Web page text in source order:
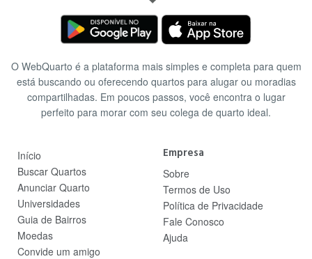
O WebQuarto é a plataforma mais simples e completa para quem
está buscando ou oferecendo quartos para alugar ou moradias
compartilhadas. Em poucos passos, você encontra o lugar
perfeito para morar com seu colega de quarto ideal.
Início
Buscar Quartos
Anunciar Quarto
Universidades
Guia de Bairros
Moedas
Convide um amigo
Empresa
Sobre
Termos de Uso
Política de Privacidade
Fale Conosco
Ajuda